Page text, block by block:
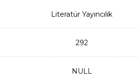
Literatür Yayıncılık
292
NULL